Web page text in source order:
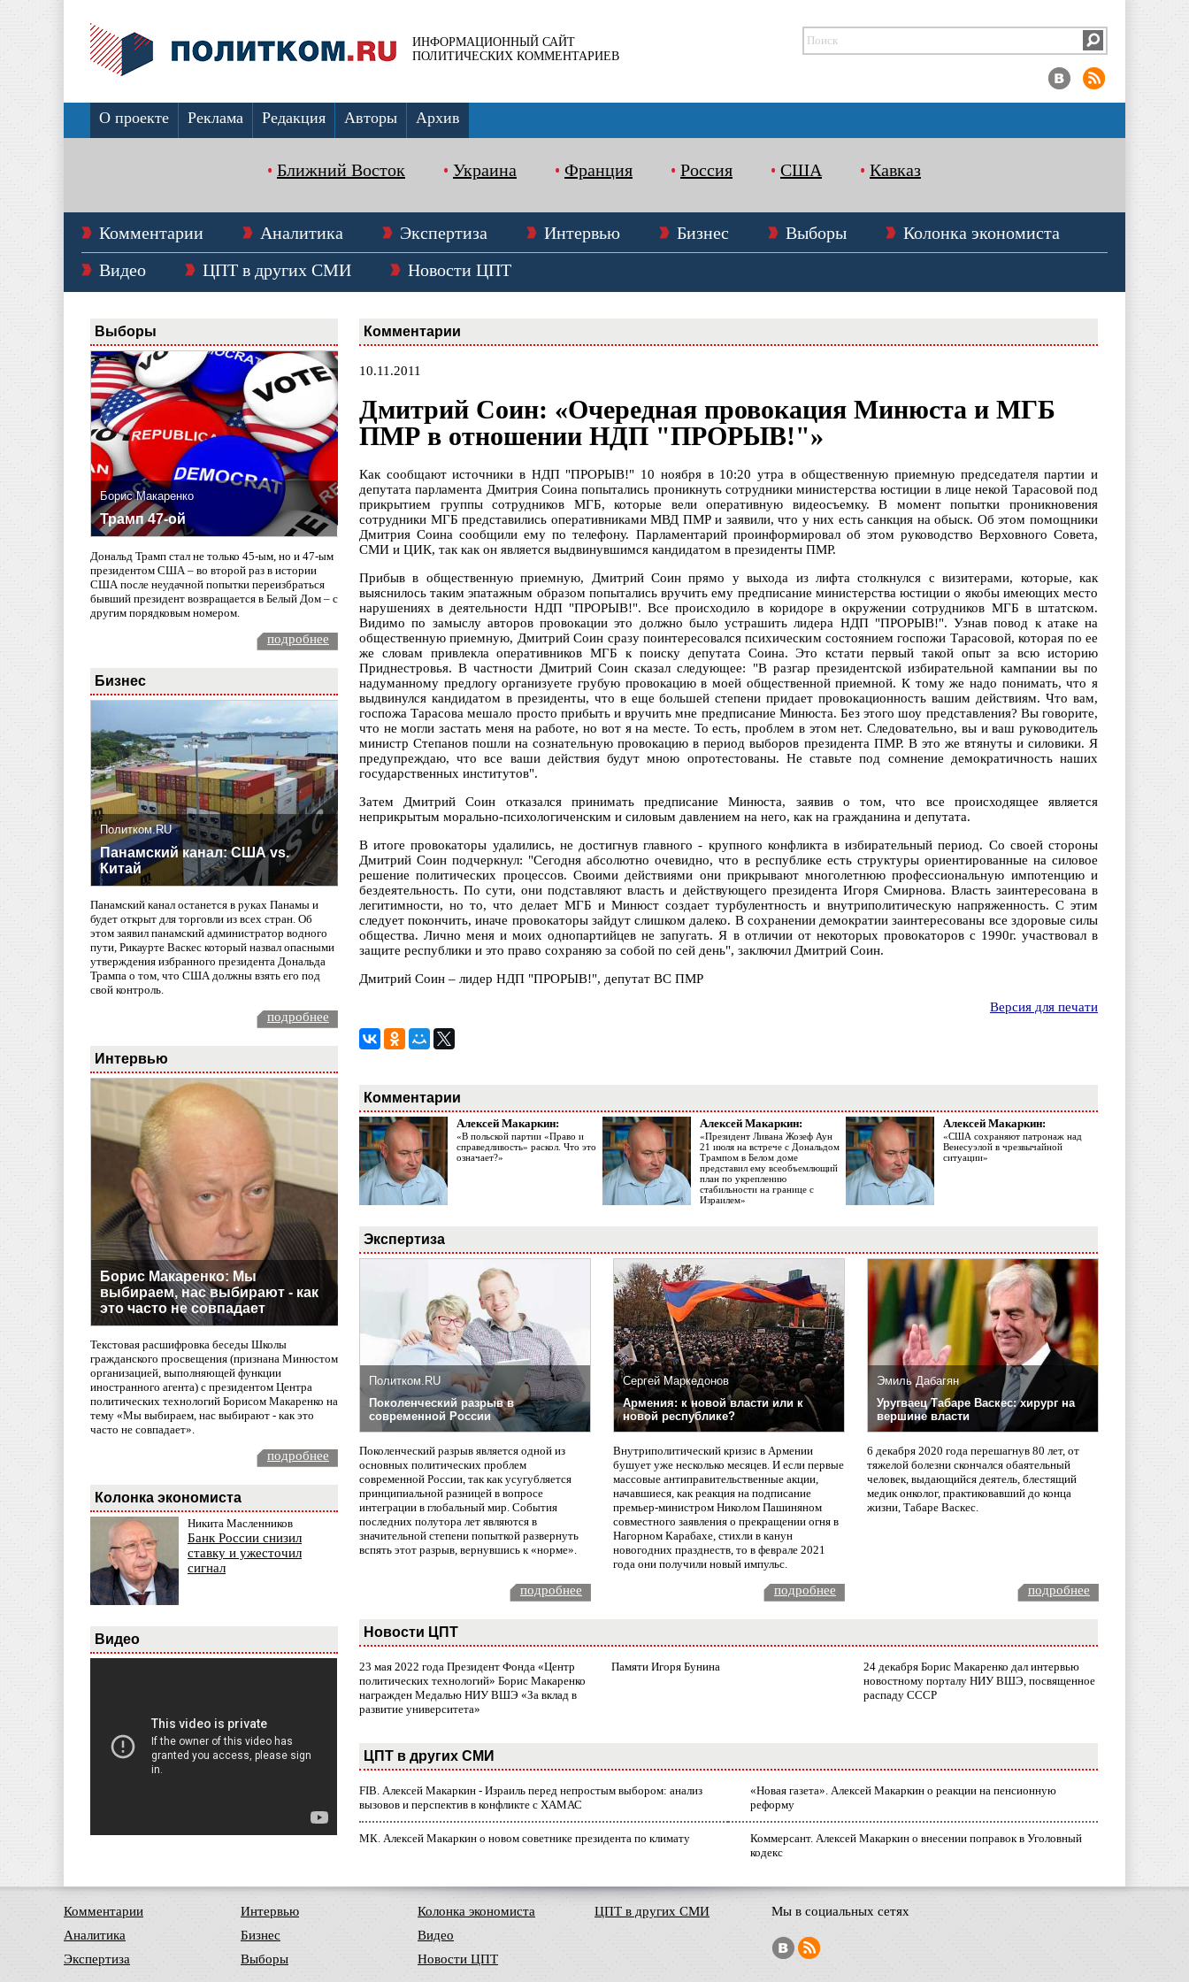
ИНФОРМАЦИОННЫЙ САЙТ
ПОЛИТИЧЕСКИХ КОММЕНТАРИЕВ
О проекте Реклама Редакция Авторы Архив
Ближний Восток Украина Франция Россия США Кавказ
Комментарии Аналитика Экспертиза Интервью Бизнес Выборы
Колонка экономиста
Видео
ЦПТ в других СМИ Новости ЦПТ
Выборы
Борис Макаренко
Трамп 47-ой
Дональд Трамп стал не только 45-ым, но и 47-ым
президентом США – во второй раз в истории
США после неудачной попытки переизбраться
бывший президент возвращается в Белый Дом – с
другим порядковым номером.
подробнее
Бизнес
Политком.RU
Панамский канал: США vs.
Китай
Панамский канал останется в руках Панамы и
будет открыт для торговли из всех стран. Об
этом заявил панамский администратор водного
пути, Рикаурте Васкес который назвал опасными
утверждения избранного президента Дональда
Трампа о том, что США должны взять его под
свой контроль.
подробнее
Интервью
Борис Макаренко: Мы
выбираем, нас выбирают - как
это часто не совпадает
Текстовая расшифровка беседы Школы
гражданского просвещения (признана Минюстом
организацией, выполняющей функции
иностранного агента) с президентом Центра
политических технологий Борисом Макаренко на
тему «Мы выбираем, нас выбирают - как это
часто не совпадает».
подробнее
Колонка экономиста
Никита Масленников
Банк России снизил
ставку и ужесточил
сигнал
Видео
Комментарии
10.11.2011
Дмитрий Соин: «Очередная провокация Минюста и МГБ
ПМР в отношении НДП "ПРОРЫВ!"»
Как сообщают источники в НДП "ПРОРЫВ!" 10 ноября в 10:20 утра в общественную приемную председателя партии и
депутата парламента Дмитрия Соина попытались проникнуть сотрудники министерства юстиции в лице некой Тарасовой под
прикрытием группы сотрудников МГБ, которые вели оперативную видеосъемку. В момент попытки проникновения
сотрудники МГБ представились оперативниками МВД ПМР и заявили, что у них есть санкция на обыск. Об этом помощники
Дмитрия Соина сообщили ему по телефону. Парламентарий проинформировал об этом руководство Верховного Совета,
СМИ и ЦИК, так как он является выдвинувшимся кандидатом в президенты ПМР.
Прибыв в общественную приемную, Дмитрий Соин прямо у выхода из лифта столкнулся с визитерами, которые, как
выяснилось таким эпатажным образом попытались вручить ему предписание министерства юстиции о якобы имеющих место
нарушениях в деятельности НДП "ПРОРЫВ!". Все происходило в коридоре в окружении сотрудников МГБ в штатском.
Видимо по замыслу авторов провокации это должно было устрашить лидера НДП "ПРОРЫВ!". Узнав повод к атаке на
общественную приемную, Дмитрий Соин сразу поинтересовался психическим состоянием госпожи Тарасовой, которая по ее
же словам привлекла оперативников МГБ к поиску депутата Соина. Это кстати первый такой опыт за всю историю
Приднестровья. В частности Дмитрий Соин сказал следующее: "В разгар президентской избирательной кампании вы по
надуманному предлогу организуете грубую провокацию в моей общественной приемной. К тому же надо понимать, что я
выдвинулся кандидатом в президенты, что в еще большей степени придает провокационность вашим действиям. Что вам,
госпожа Тарасова мешало просто прибыть и вручить мне предписание Минюста. Без этого шоу представления? Вы говорите,
что не могли застать меня на работе, но вот я на месте. То есть, проблем в этом нет. Следовательно, вы и ваш руководитель
министр Степанов пошли на сознательную провокацию в период выборов президента ПМР. В это же втянуты и силовики. Я
предупреждаю, что все ваши действия будут мною опротестованы. Не ставьте под сомнение демократичность наших
государственных институтов".
Затем Дмитрий Соин отказался принимать предписание Минюста, заявив о том, что все происходящее является
неприкрытым морально-психологиченским и силовым давлением на него, как на гражданина и депутата.
В итоге провокаторы удалились, не достигнув главного - крупного конфликта в избирательный период. Со своей стороны
Дмитрий Соин подчеркнул: "Сегодня абсолютно очевидно, что в республике есть структуры ориентированные на силовое
решение политических процессов. Своими действиями они прикрывают многолетнюю профессиональную импотенцию и
бездеятельность. По сути, они подставляют власть и действующего президента Игоря Смирнова. Власть заинтересована в
легитимности, но то, что делает МГБ и Минюст создает турбулентность и внутриполитическую напряженность. С этим
следует покончить, иначе провокаторы зайдут слишком далеко. В сохранении демократии заинтересованы все здоровые силы
общества. Лично меня и моих однопартийцев не запугать. Я в отличии от некоторых провокаторов с 1990г. участвовал в
защите республики и это право сохраняю за собой по сей день", заключил Дмитрий Соин.
Дмитрий Соин – лидер НДП "ПРОРЫВ!", депутат ВС ПМР
Версия для печати
Комментарии
Алексей Макаркин:
«В польской партии «Право и
справедливость» раскол. Что это
означает?»
Алексей Макаркин:
«Президент Ливана Жозеф Аун
21 июля на встрече с Дональдом
Трампом в Белом доме
представил ему всеобъемлющий
план по укреплению
стабильности на границе с
Израилем»
Алексей Макаркин:
«США сохраняют патронаж над
Венесуэлой в чрезвычайной
ситуации»
Экспертиза
Политком.RU
Поколенческий разрыв в
современной России
Поколенческий разрыв является одной из
основных политических проблем
современной России, так как усугубляется
принципиальной разницей в вопросе
интеграции в глобальный мир. События
последних полутора лет являются в
значительной степени попыткой развернуть
вспять этот разрыв, вернувшись к «норме».
Сергей Маркедонов
Армения: к новой власти или к
новой республике?
Внутриполитический кризис в Армении
бушует уже несколько месяцев. И если первые
массовые антиправительственные акции,
начавшиеся, как реакция на подписание
премьер-министром Николом Пашиняном
совместного заявления о прекращении огня в
Нагорном Карабахе, стихли в канун
новогодних празднеств, то в феврале 2021
года они получили новый импульс.
Эмиль Дабагян
Уругваец Табаре Васкес: хирург на
вершине власти
6 декабря 2020 года перешагнув 80 лет, от
тяжелой болезни скончался обаятельный
человек, выдающийся деятель, блестящий
медик онколог, практиковавший до конца
жизни, Табаре Васкес.
подробнее подробнее подробнее
Новости ЦПТ
23 мая 2022 года Президент Фонда «Центр
политических технологий» Борис Макаренко
награжден Медалью НИУ ВШЭ «За вклад в
развитие университета»
Памяти Игоря Бунина
24 декабря Борис Макаренко дал интервью
новостному порталу НИУ ВШЭ, посвященное
распаду СССР
ЦПТ в других СМИ
FIB. Алексей Макаркин - Израиль перед непростым выбором: анализ
вызовов и перспектив в конфликте с ХАМАС
«Новая газета». Алексей Макаркин о реакции на пенсионную
реформу
МК. Алексей Макаркин о новом советнике президента по климату
Коммерсант. Алексей Макаркин о внесении поправок в Уголовный
кодекс
Комментарии
Аналитика
Экспертиза
Интервью
Бизнес
Выборы
Колонка экономиста
Видео
Новости ЦПТ
ЦПТ в других СМИ Мы в социальных сетях